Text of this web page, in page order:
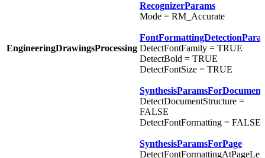
EngineeringDrawingsProcessing
RecognizerParams
Mode = RM_Accurate
DetectFontFamily = TRUE
DetectBold = TRUE
DetectFontSize = TRUE
SynthesisParamsForDocument
DetectDocumentStructure =
FALSE
DetectFontFormatting = FALSE
SynthesisParamsForPage